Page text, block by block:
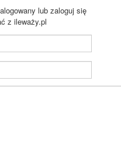
lub zaloguj się
z ileważy.pl